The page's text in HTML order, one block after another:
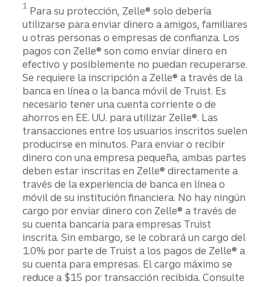
1 Para su protección, Zelle® solo debería
utilizarse para enviar dinero a amigos, familiares
u otras personas o empresas de confianza. Los
pagos con Zelle® son como enviar dinero en
efectivo y posiblemente no puedan recuperarse.
Se requiere la inscripción a Zelle® a través de la
banca en línea o la banca móvil de Truist. Es
necesario tener una cuenta corriente o de
ahorros en EE. UU. para utilizar Zelle®. Las
transacciones entre los usuarios inscritos suelen
producirse en minutos. Para enviar o recibir
dinero con una empresa pequeña, ambas partes
deben estar inscritas en Zelle® directamente a
través de la experiencia de banca en línea o
móvil de su institución financiera. No hay ningún
cargo por enviar dinero con Zelle® a través de
su cuenta bancaria para empresas Truist
inscrita. Sin embargo, se le cobrará un cargo del
1.0% por parte de Truist a los pagos de Zelle® a
su cuenta para empresas. El cargo máximo se
reduce a $15 por transacción recibida. Consulte